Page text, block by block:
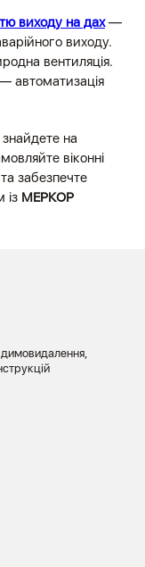
виходу на дах—
виходу.
вентиляція.
автоматизація
на
віконні
забезпечте
із МЕРКОР